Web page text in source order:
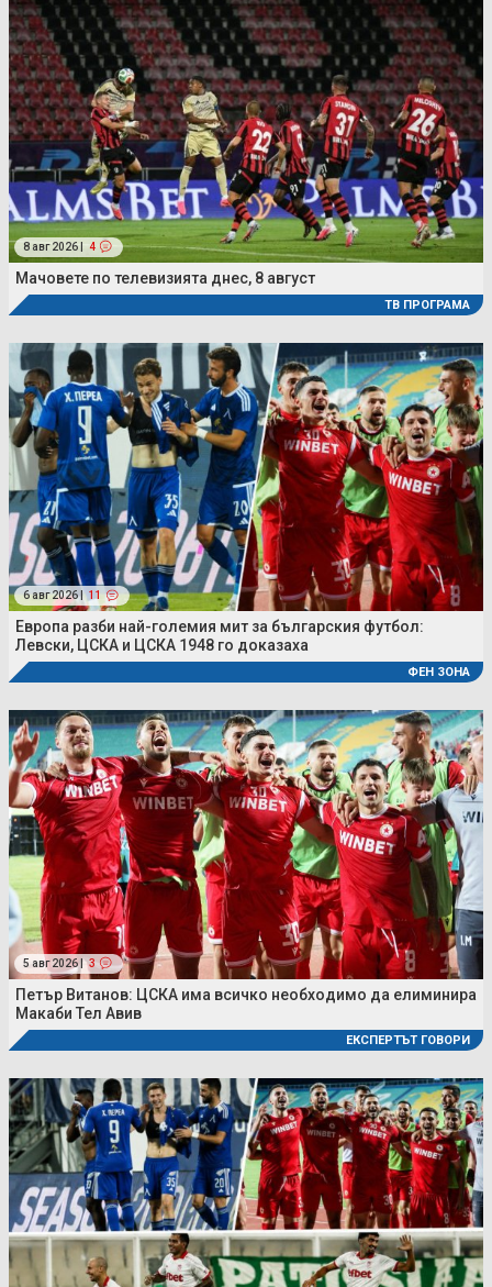
8 авг 2026 | 4
Мачовете по телевизията днес, 8 август
ТВ ПРОГРАМА
6 авг 2026 | 11
Европа разби най-големия мит за българския футбол:
Левски, ЦСКА и ЦСКА 1948 го доказаха
ФЕН ЗОНА
5 авг 2026 | 3
Петър Витанов: ЦСКА има всичко необходимо да елиминира
Макаби Тел Авив
ЕКСПЕРТЪТ ГОВОРИ